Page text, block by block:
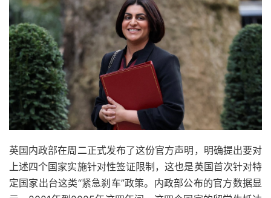
英国内政部在周二正式发布了这份官方声明，明确提出要对
上述四个国家实施针对性签证限制，这也是英国首次针对特
定国家出台这类“紧急刹车”政策。内政部公布的官方数据显